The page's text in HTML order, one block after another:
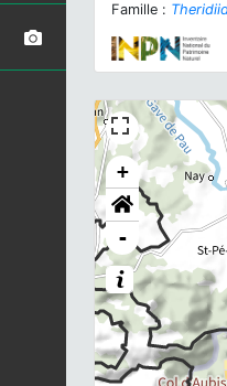
Famille :
+
-